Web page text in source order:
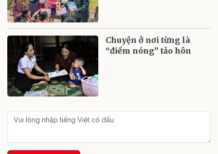
Chuyện ở nơi từng là
“điểm nóng” tảo hôn